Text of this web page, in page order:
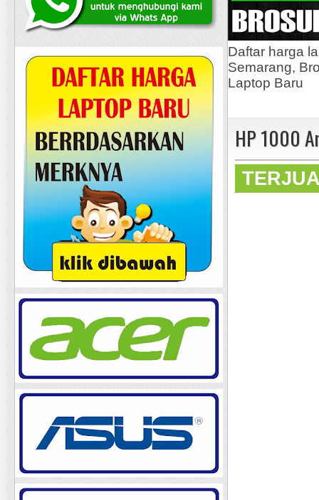
Daftar harga
Semarang,
Laptop Baru
HP 1000